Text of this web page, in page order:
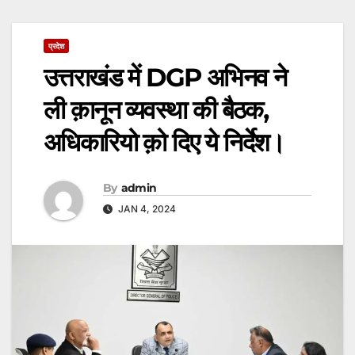
प्रदेश
उत्तराखंड में DGP अभिनव ने
ली क़ानून व्यवस्था की बैठक,
अधिकारियो क़ो दिए ये निर्देश।
By admin
JAN 4, 2024